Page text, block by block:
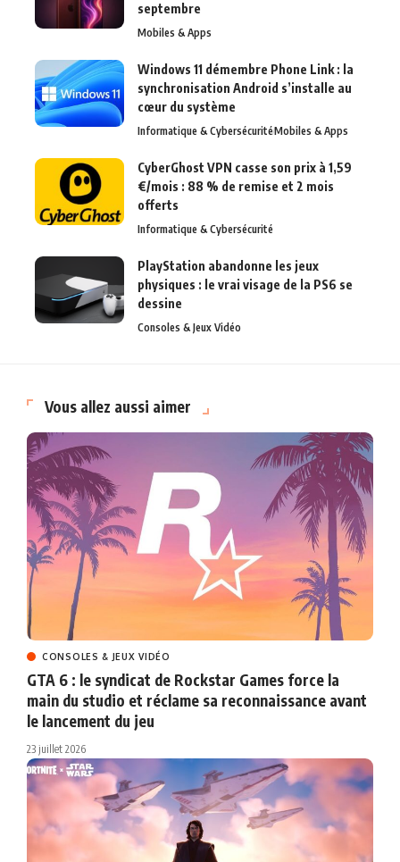
septembre
Mobiles & Apps
Windows 11 démembre Phone Link : la
synchronisation Android s’installe au
cœur du système
Informatique & CybersécuritéMobiles & Apps
CyberGhost VPN casse son prix à 1,59
€/mois : 88 % de remise et 2 mois
offerts
Informatique & Cybersécurité
PlayStation abandonne les jeux
physiques : le vrai visage de la PS6 se
dessine
Consoles & Jeux Vidéo
Vous allez aussi aimer
CONSOLES & JEUX VIDÉO
GTA 6 : le syndicat de Rockstar Games force la
main du studio et réclame sa reconnaissance avant
le lancement du jeu
23 juillet 2026